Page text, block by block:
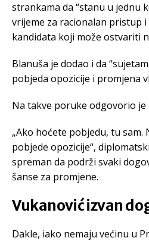
strankama da “stanu u jednu
vrijeme za racionalan pristup
kandidata koji može ostvariti
Blanuša je dodao i da
pobjeda opozicije i promjena
Na takve poruke odgovorio je
„Ako hoćete pobjedu, tu
pobjede opozicije“,
spreman da podrži svaki
šanse za promjene.
Vukanović izvan
Dakle, iako nemaju većinu u